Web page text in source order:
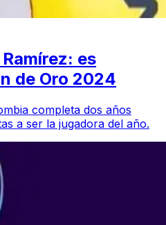
es
de Oro 2024
completa dos años
a ser la jugadora del año.